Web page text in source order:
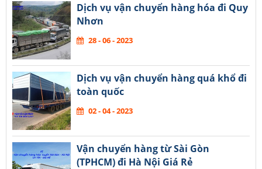
Dịch vụ vận chuyển hàng hóa đi Quy
Nhơn
28 - 06 - 2023
Dịch vụ vận chuyển hàng quá khổ đi
toàn quốc
02 - 04 - 2023
Vận chuyển hàng từ Sài Gòn
(TPHCM) đi Hà Nội Giá Rẻ